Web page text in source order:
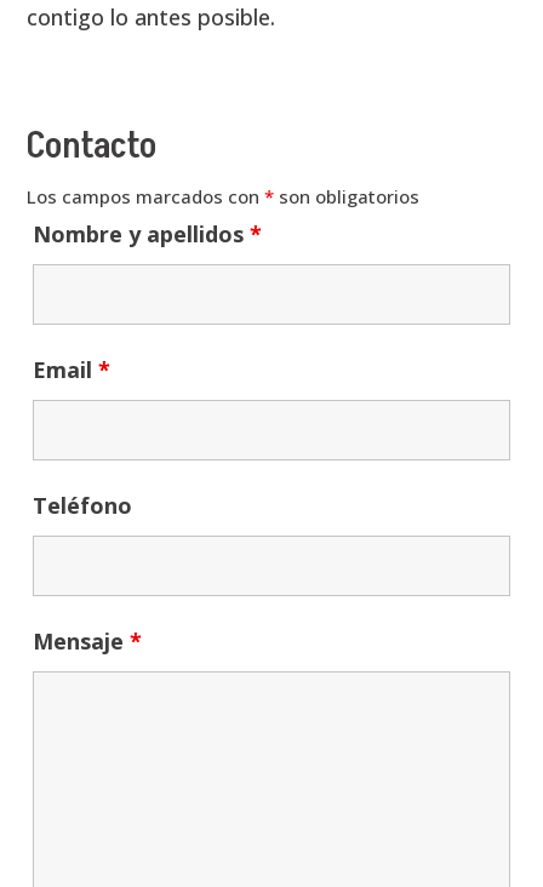
contigo lo antes posible.
Contacto
Los campos marcados con* son obligatorios
Nombre y apellidos*
Email*
Teléfono
Mensaje*